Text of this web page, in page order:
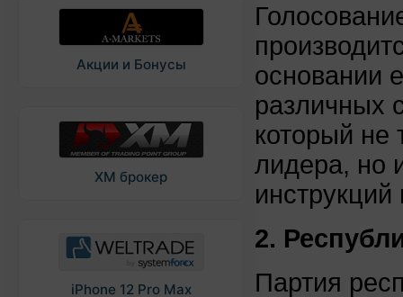
Акции и Бонусы
XM брокер
iPhone 12 Pro Max
основании
различных
который не
лидера, но
2.
Партия